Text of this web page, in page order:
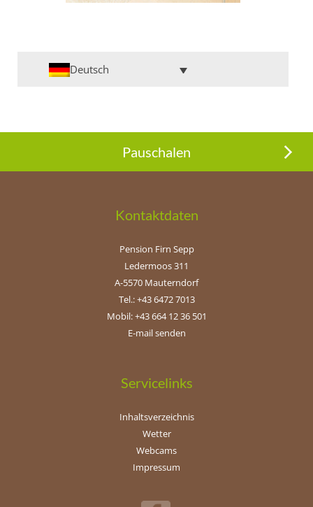
Deutsch
Pauschalen
Kontaktdaten
Pension Firn Sepp
Ledermoos 311
A-5570 Mauterndorf
Tel.: +43 6472 7013
Mobil: +43 664 12 36 501
E-mail senden
Servicelinks
Inhaltsverzeichnis
Wetter
Webcams
Impressum